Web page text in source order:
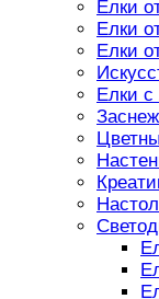
Елки
Елки
Елки
Елки